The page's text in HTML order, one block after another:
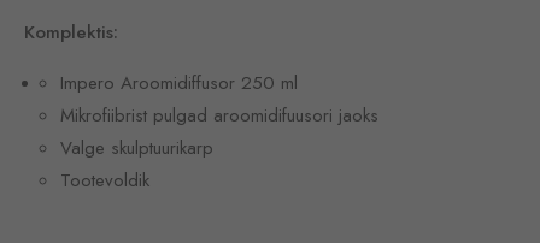
Komplektis:
Impero Aroomidiffusor 250 ml
Mikrofiibrist pulgad aroomidifuusori jaoks
Valge skulptuurikarp
Tootevoldik